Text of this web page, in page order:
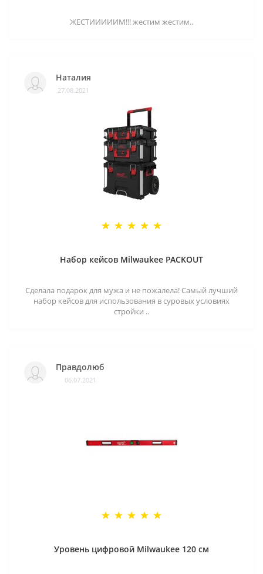
ЖЕСТИИИИИМ!!! жестим жестим..
Наталия
27.08.2021
Набор кейсов Milwaukee PACKOUT
Сделала подарок для мужа и не пожалела! Самый лучший
набор кейсов для использования в суровых условиях
стройки ..
Правдолюб
06.07.2021
Уровень цифровой Milwaukee 120 см